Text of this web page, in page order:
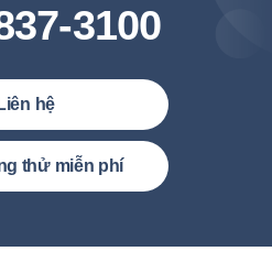
3100
Liên hệ
thử miễn phí